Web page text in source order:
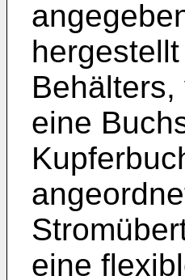
eine
eine